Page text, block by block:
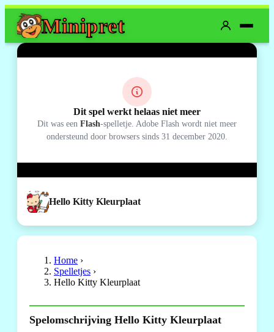
Minipret
Dit spel werkt helaas niet meer
Dit was een Flash-spelletje. Adobe Flash wordt niet meer
ondersteund door browsers sinds 31 december 2020.
Hello Kitty Kleurplaat
Home ›
Spelletjes ›
Hello Kitty Kleurplaat
Spelomschrijving Hello Kitty Kleurplaat